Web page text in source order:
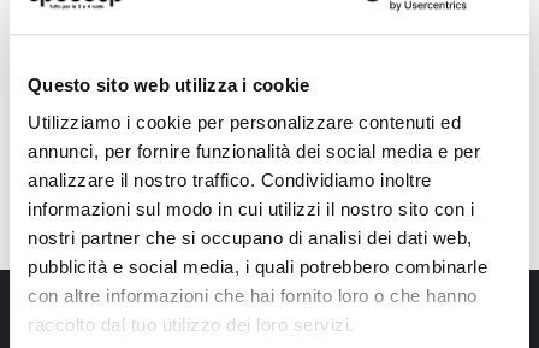
Questo sito web utilizza i cookie
Utilizziamo i cookie per personalizzare contenuti ed
annunci, per fornire funzionalità dei social media e per
analizzare il nostro traffico. Condividiamo inoltre
informazioni sul modo in cui utilizzi il nostro sito con i
nostri partner che si occupano di analisi dei dati web,
pubblicità e social media, i quali potrebbero combinarle
con altre informazioni che hai fornito loro o che hanno
raccolto dal tuo utilizzo dei loro servizi.
panoramica? Scopri i marchi Brunner
Leggi di piu' »
Iscriviti alla newsletter Speedup